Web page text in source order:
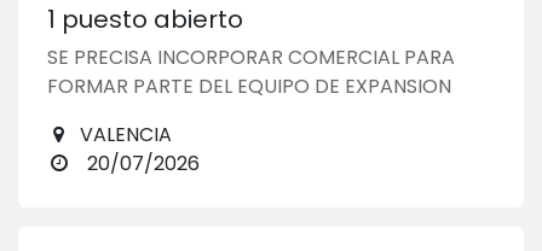
1 puesto abierto
SE PRECISA INCORPORAR COMERCIAL PARA
FORMAR PARTE DEL EQUIPO DE EXPANSION
VALENCIA
20/07/2026